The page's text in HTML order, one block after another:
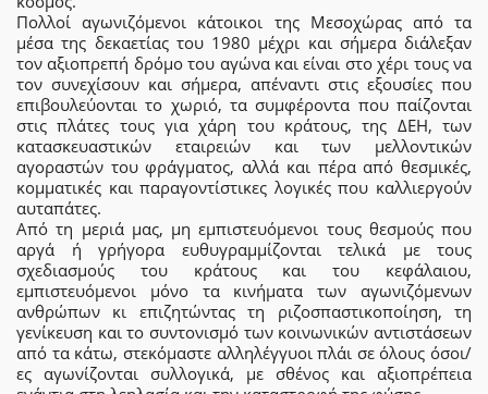
Πολλοί αγωνιζόμενοι κάτοικοι της Μεσοχώρας από τα
μέσα της δεκαετίας του 1980 μέχρι και σήμερα διάλεξαν
τον αξιοπρεπή δρόµο του αγώνα και είναι στο χέρι τους να
τον συνεχίσουν και σήµερα, απέναντι στις εξουσίες που
επιβουλεύονται το χωριό, τα συµφέροντα που παίζονται
στις πλάτες τους για χάρη του κράτους, της ΔΕΗ, των
κατασκευαστικών εταιρειών και των μελλοντικών
αγοραστών του φράγματος, αλλά και πέρα από θεσµικές,
κοµµατικές και παραγοντίστικες λογικές που καλλιεργούν
αυταπάτες.
Από τη µεριά µας, μη εμπιστευόμενοι τους θεσμούς που
αργά ή γρήγορα ευθυγραμμίζονται τελικά με τους
σχεδιασμούς του κράτους και του κεφάλαιου,
εμπιστευόμενοι μόνο τα κινήματα των αγωνιζόμενων
ανθρώπων κι επιζητώντας τη ριζοσπαστικοποίηση, τη
γενίκευση και το συντονισµό των κοινωνικών αντιστάσεων
από τα κάτω, στεκόµαστε αλληλέγγυοι πλάι σε όλους όσοι/
ες αγωνίζονται συλλογικά, με σθένος και αξιοπρέπεια